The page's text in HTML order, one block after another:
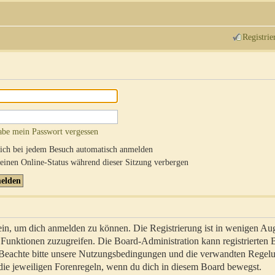
mein Passwort vergessen
bei jedem Besuch automatisch anmelden
Online-Status während dieser Sitzung verbergen
um dich anmelden zu können. Die Registrierung ist in wenigen
zuzugreifen. Die Board-Administration kann registrierten
bitte unsere Nutzungsbedingungen und die verwandten
jeweiligen Forenregeln, wenn du dich in diesem Board bewegst.